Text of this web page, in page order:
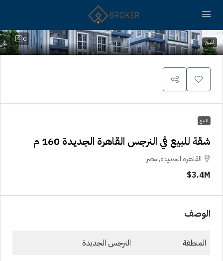
0 للبيع
للبيع
شقة للبيع في النرجس القاهرة الجديدة 160 م
القاهرة الجديدة, مصر
3.4M$
الوصف
المنطقة النرجس الجديدة